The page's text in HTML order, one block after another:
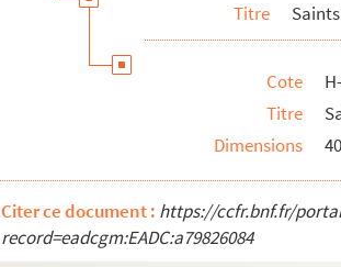
Titre
Cote
Titre
Dimensions
Citer ce document : https://ccfr.bnf.fr/
record=eadcgm:EADC:a79826084